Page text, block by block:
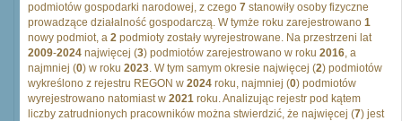
podmiotów gospodarki narodowej, z czego 7 stanowiły osoby fizyczne
prowadzące działalność gospodarczą. W tymże roku zarejestrowano 1
nowy podmiot, a 2 podmioty zostały wyrejestrowane. Na przestrzeni lat
2009-2024 najwięcej (3) podmiotów zarejestrowano w roku 2016, a
najmniej (0) w roku 2023. W tym samym okresie najwięcej (2) podmiotów
wykreślono z rejestru REGON w 2024 roku, najmniej (0) podmiotów
wyrejestrowano natomiast w 2021 roku. Analizując rejestr pod kątem
liczby zatrudnionych pracowników można stwierdzić, że najwięcej (7) jest